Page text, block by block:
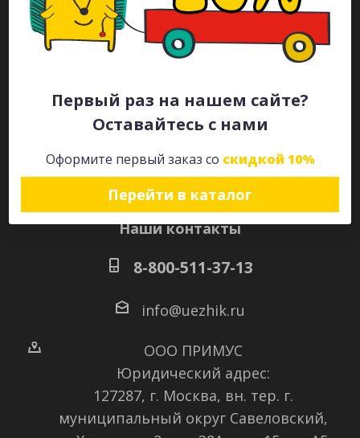
Первый раз на нашем сайте?
Оставайтесь с нами
Оформите первый заказ со скидкой 10%
Перейти в каталог
Каталог
Будьте всегда в курсе!
Наши контакты
8-800-511-37-13
info@uezhik.ru
ООО ПРИМУС
Юридический адрес:
127287, г. Москва, вн. тер. г.
муниципальный округ Савеловский,